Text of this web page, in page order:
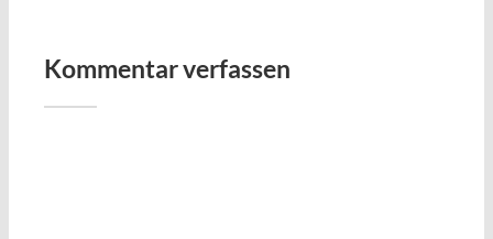
Kommentar verfassen